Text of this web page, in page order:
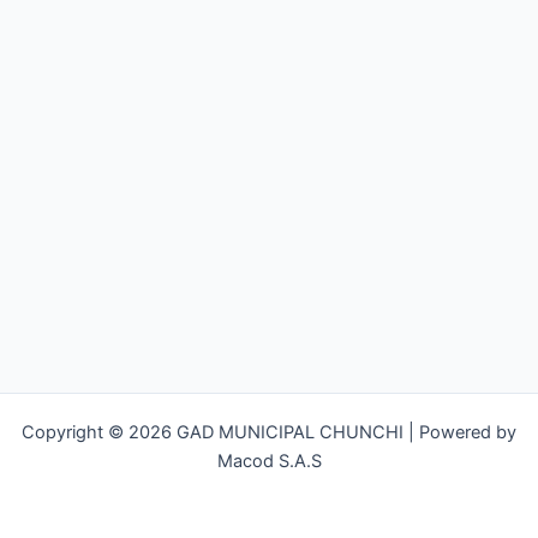
Copyright © 2026 GAD MUNICIPAL CHUNCHI | Powered by
Macod S.A.S